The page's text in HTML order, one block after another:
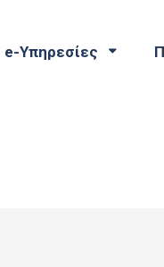
e-Υπηρεσίες